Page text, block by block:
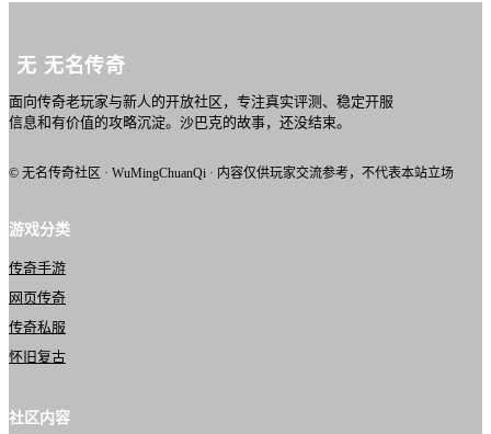
无 无名传奇
面向传奇老玩家与新人的开放社区，专注真实评测、稳定开服
信息和有价值的攻略沉淀。沙巴克的故事，还没结束。
© 无名传奇社区 · WuMingChuanQi · 内容仅供玩家交流参考，不代表本站立场
游戏分类
传奇手游
网页传奇
传奇私服
怀旧复古
社区内容